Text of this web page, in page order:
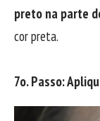
preto na parte
cor preta.
7o. Passo: